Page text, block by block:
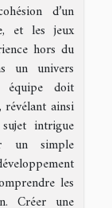
d’un
et les jeux
hors du
un univers
équipe doit
révélant ainsi
intrigue
un simple
les
Créer une